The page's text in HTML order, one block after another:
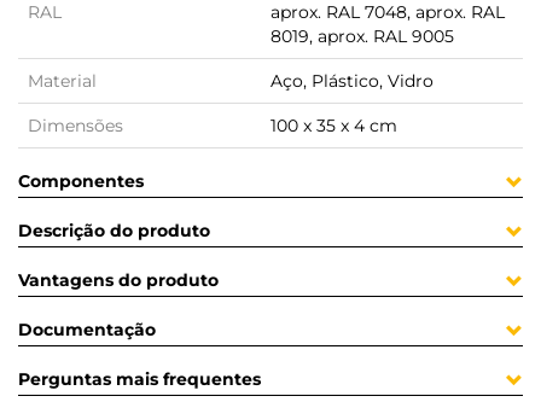
RAL
aprox. RAL 7048, aprox. RAL
8019, aprox. RAL 9005
Material Aço, Plástico, Vidro
Dimensões 100 x 35 x 4 cm
Componentes
Descrição do produto
Vantagens do produto
Documentação
Perguntas mais frequentes